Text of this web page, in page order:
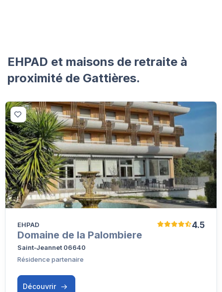
EHPAD et maisons de retraite à
proximité de Gattières.
4.5
EHPAD
Domaine de la Palombiere
Saint-Jeannet 06640
Résidence partenaire
Découvrir